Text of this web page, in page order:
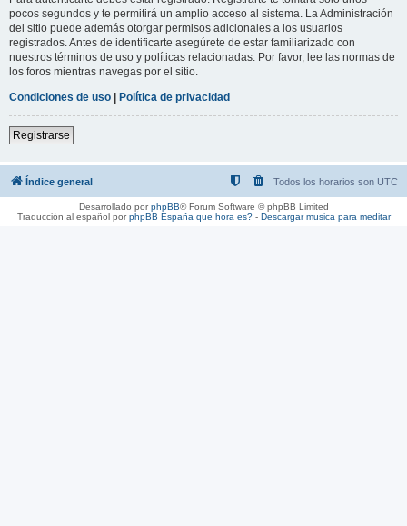
pocos segundos y te permitirá un amplio acceso al sistema. La Administración
del sitio puede además otorgar permisos adicionales a los usuarios
registrados. Antes de identificarte asegúrete de estar familiarizado con
nuestros términos de uso y políticas relacionadas. Por favor, lee las normas de
los foros mientras navegas por el sitio.
Condiciones de uso | Política de privacidad
Registrarse
Índice general Todos los horarios son UTC
Desarrollado porphpBB® Forum Software © phpBB Limited
Traducción al español porphpBB España que hora es?- Descargar musica para meditar